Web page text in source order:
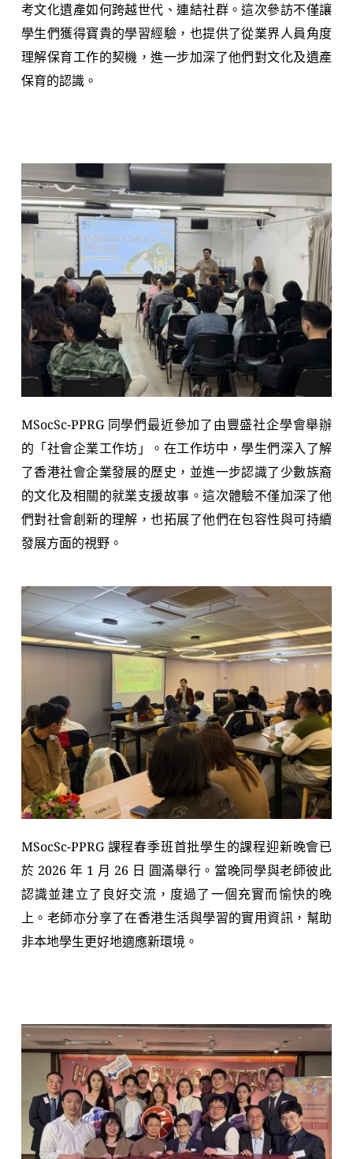
考文化遺產如何跨越世代、連結社群。這次參訪不僅讓
學生們獲得寶貴的學習經驗，也提供了從業界人員角度
理解保育工作的契機，進一步加深了他們對文化及遺產
保育的認識。
MSocSc-PPRG 同學們最近參加了由豐盛社企學會舉辦
的「社會企業工作坊」。在工作坊中，學生們深入了解
了香港社會企業發展的歷史，並進一步認識了少數族裔
的文化及相關的就業支援故事。這次體驗不僅加深了他
們對社會創新的理解，也拓展了他們在包容性與可持續
發展方面的視野。
MSocSc-PPRG 課程春季班首批學生的課程迎新晚會已
於 2026 年 1 月 26 日 圓滿舉行。當晚同學與老師彼此
認識並建立了良好交流，度過了一個充實而愉快的晚
上。老師亦分享了在香港生活與學習的實用資訊，幫助
非本地學生更好地適應新環境。